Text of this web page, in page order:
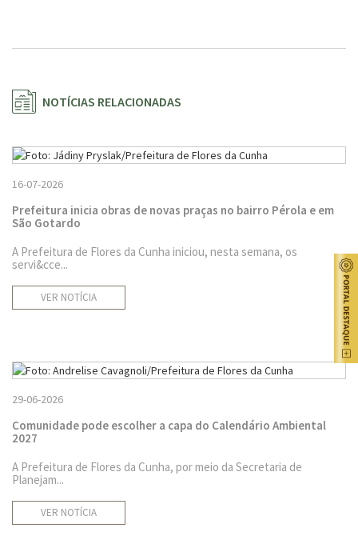
NOTÍCIAS RELACIONADAS
16-07-2026
Prefeitura inicia obras de novas praças no bairro Pérola e em
São Gotardo
A Prefeitura de Flores da Cunha iniciou, nesta semana, os
servi&cce...
VER NOTÍCIA
29-06-2026
Comunidade pode escolher a capa do Calendário Ambiental
2027
A Prefeitura de Flores da Cunha, por meio da Secretaria de
Planejam...
VER NOTÍCIA